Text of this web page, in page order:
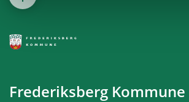
Frederiksberg Kommune